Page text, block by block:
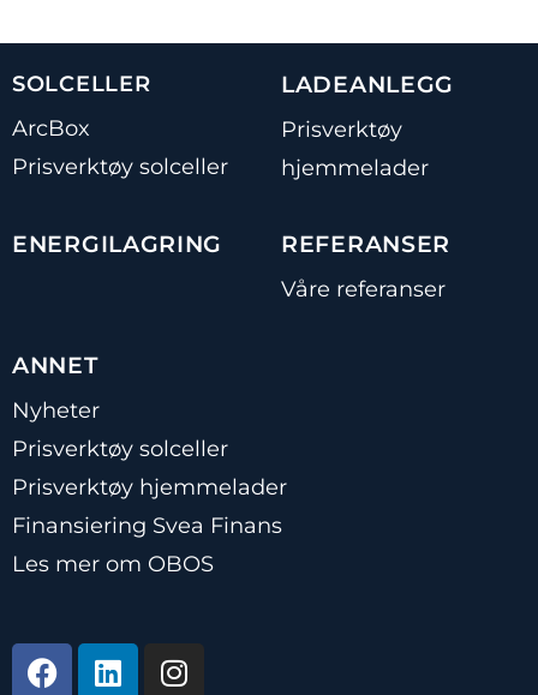
SOLCELLER
ArcBox
Prisverktøy solceller
LADEANLEGG
Prisverktøy
hjemmelader
ENERGILAGRING REFERANSER
Våre referanser
ANNET
Nyheter
Prisverktøy solceller
Prisverktøy hjemmelader
Finansiering Svea Finans
Les mer om OBOS